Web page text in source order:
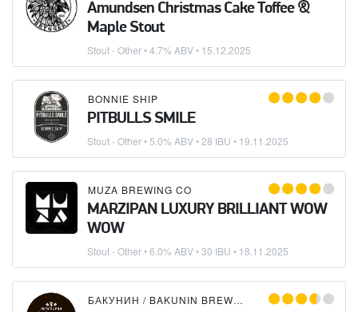
Amundsen Christmas Cake Toffee &
Maple Stout
Stout - Other• 4.7% ABV • 15.12.2025
BONNIE SHIP
PITBULLS SMILE
Stout - Other• 5.0% ABV • 28 IBU • 19.11.2025
MUZA BREWING CO
MARZIPAN LUXURY BRILLIANT WOW
WOW
Stout - Other• 6.0% ABV • 30 IBU • 18.11.2025
БАКУНИН / BAKUNIN BREWING CO.